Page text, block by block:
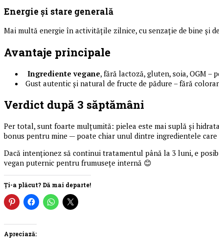
Energie și stare generală
Mai multă energie în activitățile zilnice, cu senzație de bine și
Avantaje principale
Ingrediente vegane, fără lactoză, gluten, soia, OGM
Gust autentic și natural de fructe de pădure – fără
Verdict după 3 săptămâni
Per total, sunt foarte mulțumită: pielea este mai suplă și
bonus pentru mine — poate chiar unul dintre ingredientele
Dacă intenționez să continui tratamentul până la 3 luni, e
vegan puternic pentru frumusețe internă 😊
Ți-a plăcut? Dă mai departe!
Apreciază: